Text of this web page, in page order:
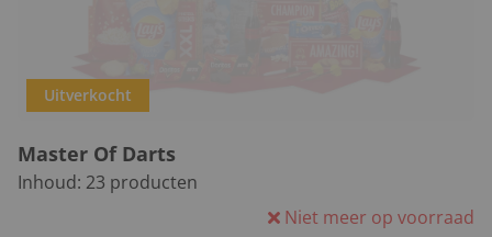
Uitverkocht
Master Of Darts
Inhoud: 23 producten
Niet meer op voorraad